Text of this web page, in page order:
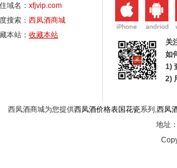
域名： xfjvip.com
搜索： 西凤酒商城
本站： 收藏本站
关
如
1)
2)
西凤酒商城为您提供西凤酒价格表国花瓷系列, 西凤
地址